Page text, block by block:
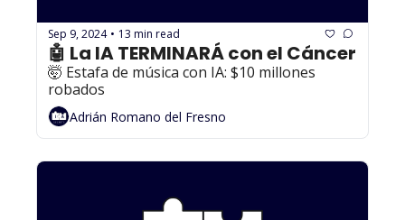
Sep 9, 2024 • 13 min read
🤖 La IA TERMINARÁ con el Cáncer
🤯 Estafa de música con IA: $10 millones
robados
Adrián Romano del Fresno